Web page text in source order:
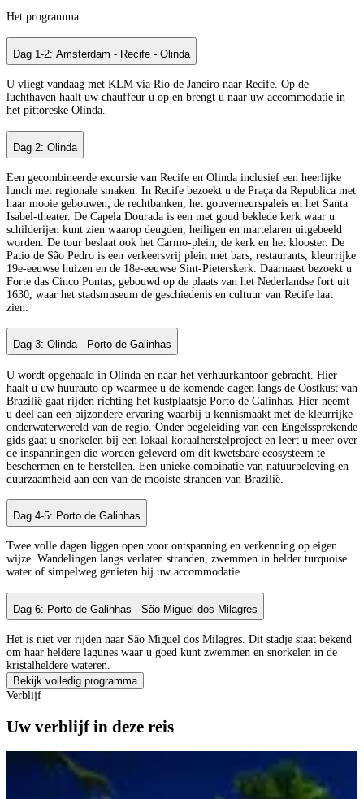
Het programma
Dag 1-2: Amsterdam - Recife - Olinda
U vliegt vandaag met KLM via Rio de Janeiro naar Recife. Op de
luchthaven haalt uw chauffeur u op en brengt u naar uw accommodatie in
het pittoreske Olinda.
Dag 2: Olinda
Een gecombineerde excursie van Recife en Olinda inclusief een heerlijke
lunch met regionale smaken. In Recife bezoekt u de Praça da Republica met
haar mooie gebouwen; de rechtbanken, het gouverneurspaleis en het Santa
Isabel-theater. De Capela Dourada is een met goud beklede kerk waar u
schilderijen kunt zien waarop deugden, heiligen en martelaren uitgebeeld
worden. De tour beslaat ook het Carmo-plein, de kerk en het klooster. De
Patio de São Pedro is een verkeersvrij plein met bars, restaurants, kleurrijke
19e-eeuwse huizen en de 18e-eeuwse Sint-Pieterskerk. Daarnaast bezoekt u
Forte das Cinco Pontas, gebouwd op de plaats van het Nederlandse fort uit
1630, waar het stadsmuseum de geschiedenis en cultuur van Recife laat
zien.
Dag 3: Olinda - Porto de Galinhas
U wordt opgehaald in Olinda en naar het verhuurkantoor gebracht. Hier
haalt u uw huurauto op waarmee u de komende dagen langs de Oostkust van
Brazilië gaat rijden richting het kustplaatsje Porto de Galinhas. Hier neemt
u deel aan een bijzondere ervaring waarbij u kennismaakt met de kleurrijke
onderwaterwereld van de regio. Onder begeleiding van een Engelssprekende
gids gaat u snorkelen bij een lokaal koraalherstelproject en leert u meer over
de inspanningen die worden geleverd om dit kwetsbare ecosysteem te
beschermen en te herstellen. Een unieke combinatie van natuurbeleving en
duurzaamheid aan een van de mooiste stranden van Brazilië.
Dag 4-5: Porto de Galinhas
Twee volle dagen liggen open voor ontspanning en verkenning op eigen
wijze. Wandelingen langs verlaten stranden, zwemmen in helder turquoise
water of simpelweg genieten bij uw accommodatie.
Dag 6: Porto de Galinhas - São Miguel dos Milagres
Het is niet ver rijden naar São Miguel dos Milagres. Dit stadje staat bekend
om haar heldere lagunes waar u goed kunt zwemmen en snorkelen in de
kristalheldere wateren.
Bekijk volledig programma
Verblijf
Uw verblijf in deze reis